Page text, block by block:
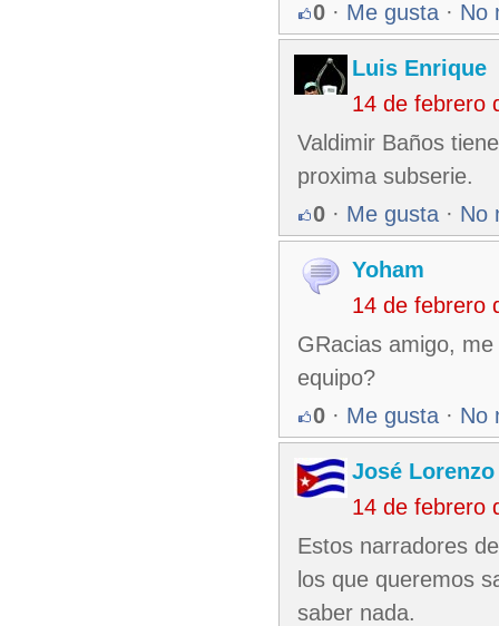
0 · Me gusta · No
Luis Enrique
14 de febrero
Valdimir Baños
proxima subserie.
0 · Me gusta · No
Yoham
14 de febrero
GRacias amigo,
equipo?
0 · Me gusta · No
José
14 de febrero
Estos narradores
los que queremos
saber nada.